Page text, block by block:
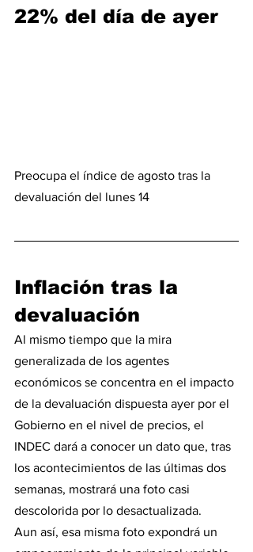
22% del día de ayer
Preocupa el índice de agosto tras la
devaluación del lunes 14
Inflación tras la
devaluación
Al mismo tiempo que la mira
generalizada de los agentes
económicos se concentra en el impacto
de la devaluación dispuesta ayer por el
Gobierno en el nivel de precios, el
INDEC dará a conocer un dato que, tras
los acontecimientos de las últimas dos
semanas, mostrará una foto casi
descolorida por lo desactualizada.
Aun así, esa misma foto expondrá un